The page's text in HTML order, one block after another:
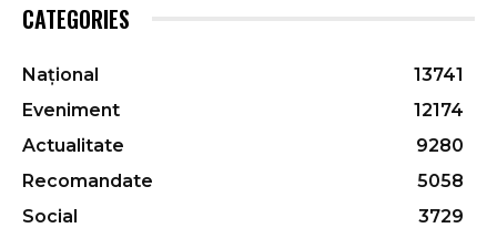
CATEGORIES
Național
13741
Eveniment
12174
Actualitate
9280
Recomandate
5058
Social
3729